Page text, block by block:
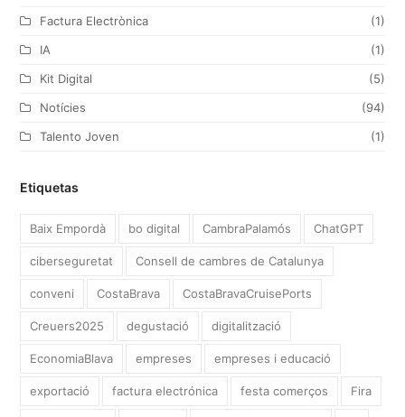
Factura Electrònica
(1)
IA
(1)
Kit Digital
(5)
Notícies
(94)
Talento Joven
(1)
Etiquetas
Baix Empordà bo digital CambraPalamós ChatGPT
ciberseguretat Consell de cambres de Catalunya
conveni CostaBrava CostaBravaCruisePorts
Creuers2025 degustació digitalització
EconomiaBlava empreses empreses i educació
exportació factura electrónica festa comerços Fira